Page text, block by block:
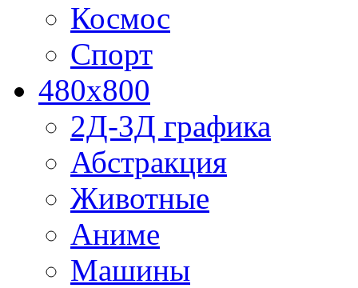
Космос
Спорт
480x800
2Д-3Д графика
Абстракция
Животные
Аниме
Машины